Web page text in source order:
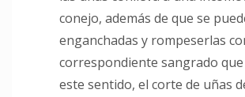
conejo, además de que se
enganchadas y rompeserlas
correspondiente sangrado que
este sentido, el corte de uñas